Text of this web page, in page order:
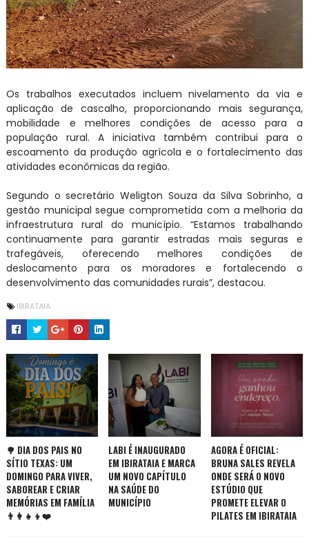
Os trabalhos executados incluem nivelamento da via e
aplicação de cascalho, proporcionando mais segurança,
mobilidade e melhores condições de acesso para a
população rural. A iniciativa também contribui para o
escoamento da produção agrícola e o fortalecimento das
atividades econômicas da região.
Segundo o secretário Weligton Souza da Silva Sobrinho, a
gestão municipal segue comprometida com a melhoria da
infraestrutura rural do município. “Estamos trabalhando
continuamente para garantir estradas mais seguras e
trafegáveis, oferecendo melhores condições de
deslocamento para os moradores e fortalecendo o
desenvolvimento das comunidades rurais”, destacou.
IBIRATAIA
🌳 DIA DOS PAIS NO
SÍTIO TEXAS: UM
DOMINGO PARA VIVER,
SABOREAR E CRIAR
MEMÓRIAS EM FAMÍLIA
👨‍👩‍👧‍👦❤️
LABI É INAUGURADO
EM IBIRATAIA E MARCA
UM NOVO CAPÍTULO
NA SAÚDE DO
MUNICÍPIO
AGORA É OFICIAL:
BRUNA SALES REVELA
ONDE SERÁ O NOVO
ESTÚDIO QUE
PROMETE ELEVAR O
PILATES EM IBIRATAIA